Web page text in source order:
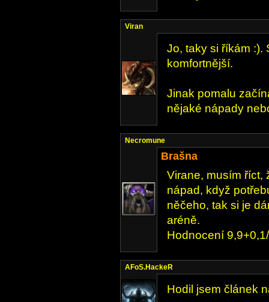
Viran
Jo, taky si říkám :).
komfortnější.
Jinak pomalu
nějaké nápady
Necromune
Brašna
Virane, musím říct,
nápad, když
něčeho, tak si je
aréně.
Hodnocení
AFoS.HackeR
Hodil jsem článek